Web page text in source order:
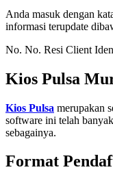
Anda masuk dengan
informasi terupdate
No. No. Resi Client
Kios Pulsa
Kios Pulsa merupakan
software ini telah
sebagainya.
Format